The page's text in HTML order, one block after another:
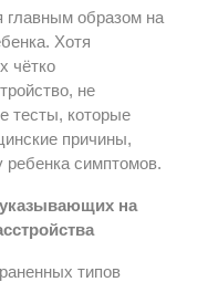
главным образом на
Хотя
чётко
не
тесты, которые
причины,
симптомов.
на
типов